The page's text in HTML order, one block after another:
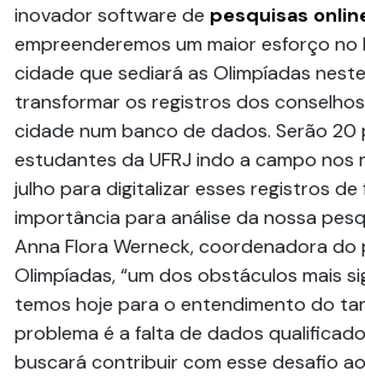
inovador software de pesquisas
empreenderemos um maior esforço no
cidade que sediará as Olimpíadas
transformar os registros dos
cidade num banco de dados. Serão 20
estudantes da UFRJ indo a campo nos
julho para digitalizar esses registros de
importância para análise da nossa
Anna Flora Werneck, coordenadora
Olimpíadas, “um dos obstáculos mais
temos hoje para o entendimento do
problema é a falta de dados
buscará contribuir com esse desafio